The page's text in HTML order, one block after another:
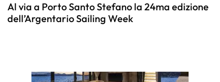
Al via a Porto Santo Stefano la 24ma edizione
dell’Argentario Sailing Week